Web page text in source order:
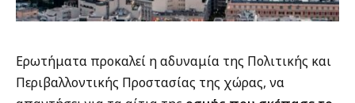
Ερωτήματα προκαλεί η αδυναμία της Πολιτικής και
Περιβαλλοντικής Προστασίας της χώρας, να